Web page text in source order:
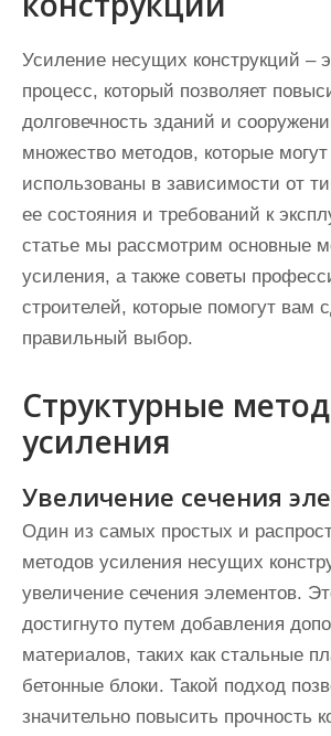
Усиление несущих конструкций –
процесс, который позволяет
долговечность зданий и
множество методов, которые
использованы в зависимости от
ее состояния и требований к
статье мы рассмотрим основные
усиления, а также советы
строителей, которые помогут вам
правильный выбор.
Структурные
усиления
Увеличение сечения
Один из самых простых и
методов усиления несущих
увеличение сечения элементов.
достигнуто путем добавления
материалов, таких как стальные
бетонные блоки. Такой подход
значительно повысить прочность